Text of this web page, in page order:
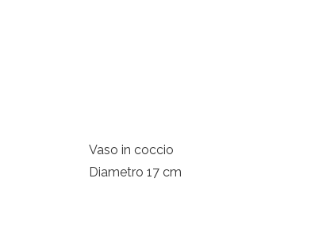
Vaso in coccio
Diametro 17 cm